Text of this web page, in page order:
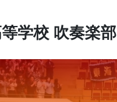
学校 吹奏楽部